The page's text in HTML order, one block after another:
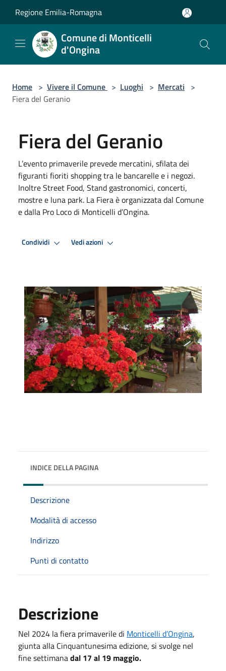
Regione Emilia-Romagna
Comune di Monticelli
d'Ongina
Home > Vivere il Comune > Luoghi > Mercati >
Fiera del Geranio
Fiera del Geranio
L’evento primaverile prevede mercatini, sfilata dei
figuranti fioriti shopping tra le bancarelle e i negozi.
Inoltre Street Food, Stand gastronomici, concerti,
mostre e luna park. La Fiera è organizzata dal Comune
e dalla Pro Loco di Monticelli d’Ongina.
Condividi Vedi azioni
INDICE DELLA PAGINA
Descrizione
Modalità di accesso
Indirizzo
Punti di contatto
Descrizione
Nel 2024 la fiera primaverile di Monticelli d’Ongina,
giunta alla Cinquantunesima edizione, si svolge nel
fine settimanadal 17 al 19 maggio.